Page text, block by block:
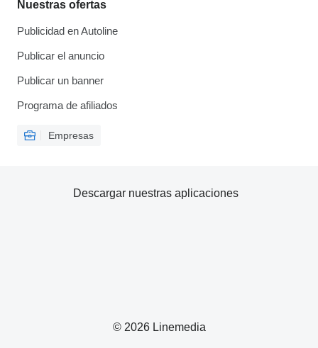
Nuestras ofertas
Publicidad en Autoline
Publicar el anuncio
Publicar un banner
Programa de afiliados
Empresas
© 2026 Linemedia
Descargar nuestras aplicaciones